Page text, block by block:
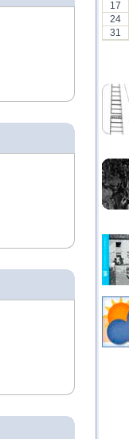
17
24
31